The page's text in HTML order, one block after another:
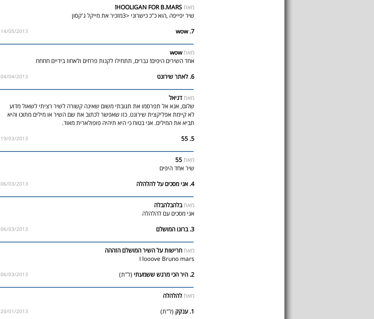
מאתHOOLIGAN FOR B.MARS!
שיר יפייפה ,הוא כ"כ כישרוני <3מזכיר את מייקל ג'קסון
7. wow
14/05/2013 - 12:05
מאתwow
אחד השירים היפים! גברים, תתחילו לקנות פרחים ולאחוז בידיים חחחח
6. לאתר שירונט
04/04/2013 - 21:21
מאתדניאל
שלום, אנא אל תפרסמו את תגובתי משום שאינה קשורה לשיר רציתי לשאול מדוע
לא קיימת אפליקצית שירונט. כזו שאפשר לכתוב את שם השיר או מילים מתוכו והיא
תביא את המילים. אני בטוח כי היא תיהיה פופולארית מאוד.
5. 55
19/03/2013 - 11:45
מאת55
שיר אחד היפים
4. אני מסכים על להלהלה
06/03/2013 - 22:29
מאתבלהבלהבלה
אני מסכים עם להלהלה
3. ברונו המושלם
06/03/2013 - 22:26
מאתחרישות על השיר המושלם הזההה
I looove Bruno mars
2. היר הכי מרגש ששמעתי
(ל"ת) 06/03/2013 - 16:11
מאתלהלהלה
1. ענקק
(ל"ת) 20/01/2013 - 08:29